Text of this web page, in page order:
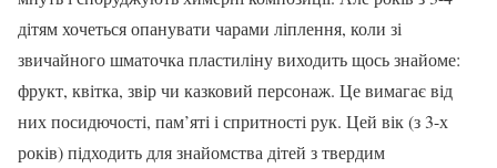
дітям хочеться опанувати чарами ліплення, коли зі
звичайного шматочка пластиліну виходить щось знайоме:
фрукт, квітка, звір чи казковий персонаж. Це вимагає від
них посидючості, пам’яті і спритності рук. Цей вік (з 3-х
років) підходить для знайомства дітей з твердим